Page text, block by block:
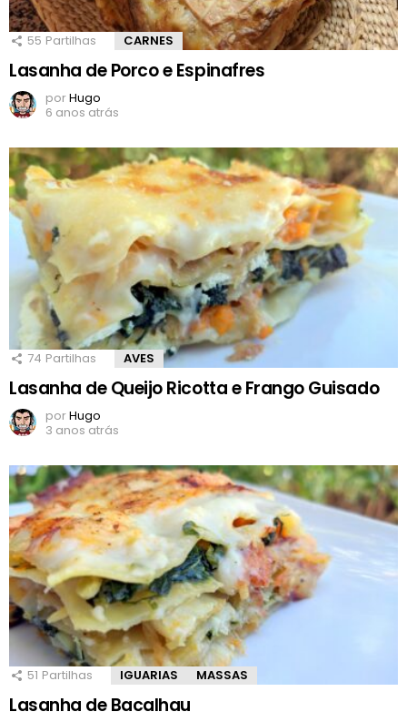
55 Partilhas CARNES
Lasanha de Porco e Espinafres
porHugo
6 anos atrás
74 Partilhas AVES
Lasanha de Queijo Ricotta e Frango Guisado
porHugo
3 anos atrás
51 Partilhas IGUARIAS MASSAS
Lasanha de Bacalhau